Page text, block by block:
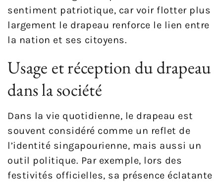
sentiment patriotique, car voir flotter plus
largement le drapeau renforce le lien entre
la nation et ses citoyens.
Usage et réception du drapeau
dans la société
Dans la vie quotidienne, le drapeau est
souvent considéré comme un reflet de
l’identité singapourienne, mais aussi un
outil politique. Par exemple, lors des
festivités officielles, sa présence éclatante